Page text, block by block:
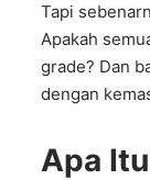
Tapi
Apakah
grade? Dan
dengan
Apa